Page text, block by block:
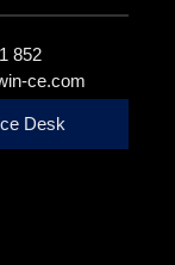
852
ce.com
Desk